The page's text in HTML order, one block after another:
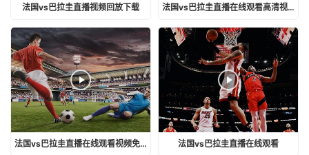
法国vs巴拉圭直播视频回放下载 法国vs巴拉圭直播在线观看高清视频
法国vs巴拉圭直播在线观看视频免费 法国vs巴拉圭直播在线观看